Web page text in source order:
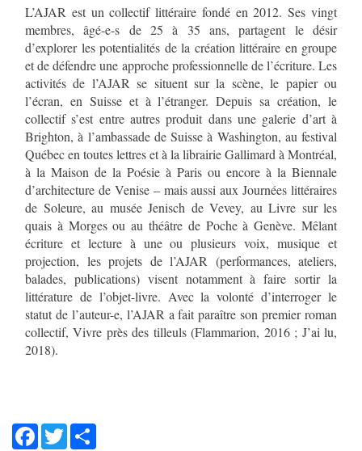
L’AJAR est un collectif littéraire fondé en 2012. Ses vingt
membres, âgé-e-s de 25 à 35 ans, partagent le désir
d’explorer les potentialités de la création littéraire en groupe
et de défendre une approche professionnelle de l’écriture. Les
activités de l’AJAR se situent sur la scène, le papier ou
l’écran, en Suisse et à l’étranger. Depuis sa création, le
collectif s’est entre autres produit dans une galerie d’art à
Brighton, à l’ambassade de Suisse à Washington, au festival
Québec en toutes lettres et à la librairie Gallimard à Montréal,
à la Maison de la Poésie à Paris ou encore à la Biennale
d’architecture de Venise – mais aussi aux Journées littéraires
de Soleure, au musée Jenisch de Vevey, au Livre sur les
quais à Morges ou au théâtre de Poche à Genève. Mêlant
écriture et lecture à une ou plusieurs voix, musique et
projection, les projets de l’AJAR (performances, ateliers,
balades, publications) visent notamment à faire sortir la
littérature de l’objet-livre. Avec la volonté d’interroger le
statut de l’auteur-e, l’AJAR a fait paraître son premier roman
collectif, Vivre près des tilleuls (Flammarion, 2016 ; J’ai lu,
2018).
Facebook
Twitter